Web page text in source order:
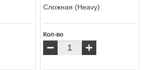
Сложная (Heavy)
Кол-во
− +